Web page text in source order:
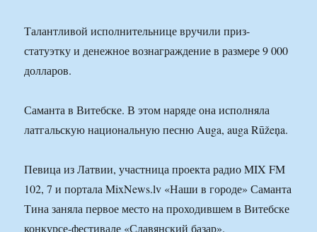
Талантливой исполнительнице вручили приз-
статуэтку и денежное вознаграждение в размере 9 000
долларов.
Саманта в Витебске. В этом наряде она исполняла
латгальскую национальную песню Auga, auga Rūžeņa.
Певица из Латвии, участница проекта радио MIX FM
102, 7 и портала MixNews.lv «Наши в городе» Саманта
Тина заняла первое место на проходившем в Витебске
конкурсе-фестивале «Славянский базар».